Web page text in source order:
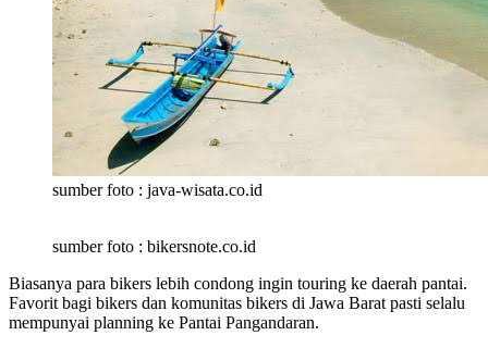
sumber foto : java-wisata.co.id
sumber foto : bikersnote.co.id
Biasanya para bikers lebih condong ingin touring ke daerah pantai.
Favorit bagi bikers dan komunitas bikers di Jawa Barat pasti selalu
mempunyai planning ke Pantai Pangandaran.